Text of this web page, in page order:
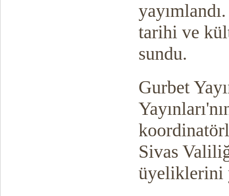
tarihi ve
sundu.
Gurbet
Sivas
üyeliklerini